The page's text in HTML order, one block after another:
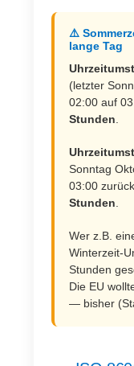
⚠️
lange Tag
(letzter
02:00 auf
Stunden
Sonntag
03:00
Stunden
Wer z.B.
Winterzeit-
Stunden
Die EU
— bisher